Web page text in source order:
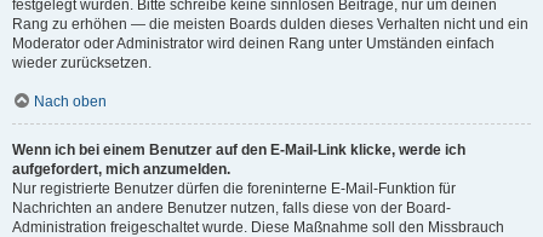
festgelegt wurden. Bitte schreibe keine sinnlosen Beiträge, nur um deinen
Rang zu erhöhen — die meisten Boards dulden dieses Verhalten nicht und ein
Moderator oder Administrator wird deinen Rang unter Umständen einfach
wieder zurücksetzen.
Nach oben
Wenn ich bei einem Benutzer auf den E-Mail-Link klicke, werde ich
aufgefordert, mich anzumelden.
Nur registrierte Benutzer dürfen die foreninterne E-Mail-Funktion für
Nachrichten an andere Benutzer nutzen, falls diese von der Board-
Administration freigeschaltet wurde. Diese Maßnahme soll den Missbrauch